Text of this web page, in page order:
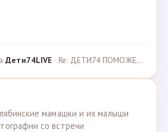
Дeти74LIVE · Re: ДЕТИ74 ПОМОЖЕМ ВМЕСТЕ · 27.12.2021
мамашки и их малыши
со встречи